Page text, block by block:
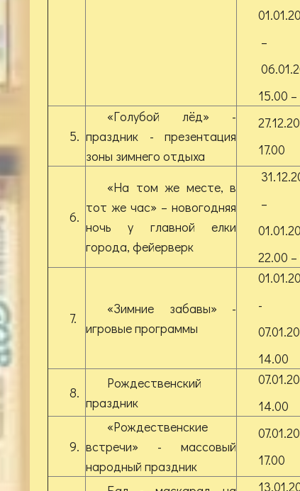
–
15.00 –
5.
«Голубой лёд» -
праздник - презентация
зоны зимнего отдыха
17.00
6.
«На том же месте, в
тот же час» – новогодняя
ночь у главной елки
города, фейерверк
–
22.00
7.
«Зимние забавы» -
игровые программы
-
14.00
8.
Рождественский
праздник
14.00
9.
«Рождественские
встречи» - массовый
народный праздник
17.00